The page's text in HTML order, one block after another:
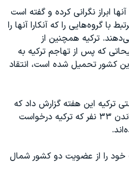
ابراز نگرانی کرده و گفته است
با گروه‌هایی را که آنکارا آنها را
ترکیه همچنین از
که پس از تهاجم ترکیه به
در سال ۲۰۱۹ بر این کشور تحمیل شده است، انتقاد
ترکیه این هفته گزارش داد که
سوئد و فنلاند با بازگرداندن ۳۳ نفر که ترکیه درخواست
خود را از عضویت دو کشور شمال